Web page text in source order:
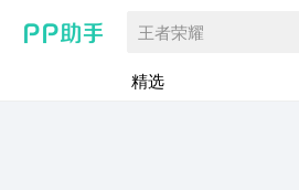
王者荣耀
精选